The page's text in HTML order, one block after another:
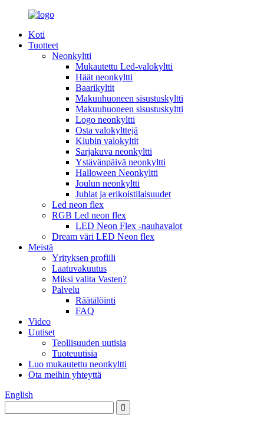
Koti
Tuotteet
Neonkyltti
Mukautettu Led-valokyltti
Häät neonkyltti
Baarikyltit
Makuuhuoneen sisustuskyltti
Makuuhuoneen sisustuskyltti
Logo neonkyltti
Osta valokylttejä
Klubin valokyltit
Sarjakuva neonkyltti
Ystävänpäivä neonkyltti
Halloween Neonkyltti
Joulun neonkyltti
Juhlat ja erikoistilaisuudet
Led neon flex
RGB Led neon flex
LED Neon Flex -nauhavalot
Dream väri LED Neon flex
Meistä
Yrityksen profiili
Laatuvakuutus
Miksi valita Vasten?
Palvelu
Räätälöinti
FAQ
Video
Uutiset
Teollisuuden uutisia
Tuoteuutisia
Luo mukautettu neonkyltti
Ota meihin yhteyttä
English